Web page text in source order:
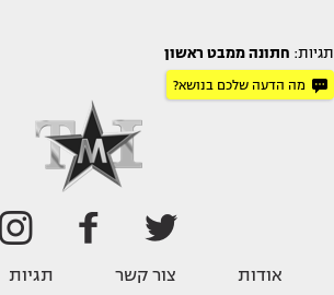
תגיות: חתונה ממבט ראשון
מה הדעה שלכם בנושא?
אודות צור קשר תגיות